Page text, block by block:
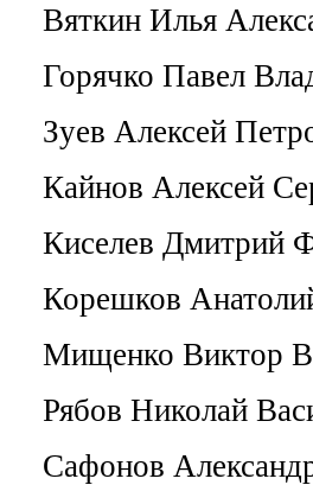
Вяткин Илья
Горячко Павел
Зуев Алексей
Кайнов Алексей
Киселев Дмитрий
Корешков
Мищенко Виктор
Рябов Николай
Сафонов